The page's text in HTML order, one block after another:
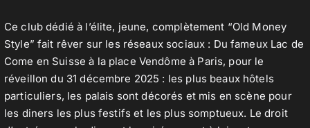
Ce club dédié à l’élite, jeune, complètement “Old Money
Style” fait rêver sur les réseaux sociaux : Du fameux Lac de
Come en Suisse à la place Vendôme à Paris, pour le
réveillon du 31 décembre 2025 : les plus beaux hôtels
particuliers, les palais sont décorés et mis en scène pour
les diners les plus festifs et les plus somptueux. Le droit